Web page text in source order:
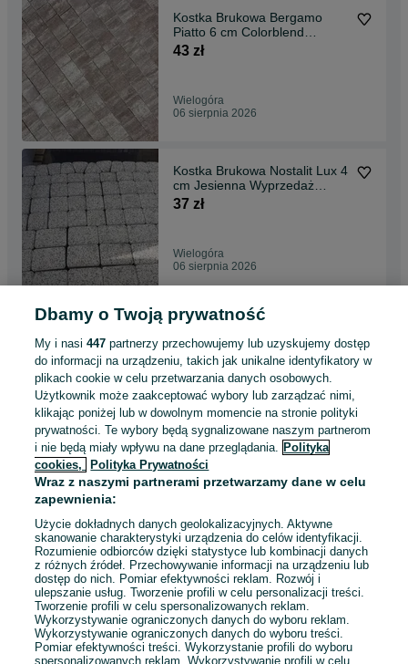
Kostka Brukowa Bergamo
Piatto 6 cm Colorblend
Podjazd Jadar Promocja
43 zł
Wielogóra
06 sierpnia 2026
Kostka Brukowa Nostalit Lux 4
cm Jesienna Wyprzedaż
Towaru !
37 zł
Wielogóra
06 sierpnia 2026
Kostka Brukowa Savona
Klasyczna Szara 6 cm Trapez
Podjazd II gatunek
34 zł
Wielogóra
06 sierpnia 2026
Kostka Brukowa Savona 6 cm
Lux Kasztan Granit Natural
Wielogóra
06 sierpnia 2026
1 2 3 ... 11
Dbamy o Twoją prywatność
My i nasi447 partnerzy przechowujemy lub uzyskujemy dostęp
do informacji na urządzeniu, takich jak unikalne identyfikatory w
plikach cookie w celu przetwarzania danych osobowych.
Użytkownik może zaakceptować wybory lub zarządzać nimi,
klikając poniżej lub w dowolnym momencie na stronie polityki
prywatności. Te wybory będą sygnalizowane naszym partnerom
i nie będą miały wpływu na dane przeglądania. Polityka
cookies,
Polityka Prywatności
Wraz z naszymi partnerami przetwarzamy dane w celu
zapewnienia:
Użycie dokładnych danych geolokalizacyjnych. Aktywne
skanowanie charakterystyki urządzenia do celów identyfikacji.
Rozumienie odbiorców dzięki statystyce lub kombinacji danych
z różnych źródeł. Przechowywanie informacji na urządzeniu lub
dostęp do nich. Pomiar efektywności reklam. Rozwój i
ulepszanie usług. Tworzenie profili w celu personalizacji treści.
Tworzenie profili w celu spersonalizowanych reklam.
Wykorzystywanie ograniczonych danych do wyboru reklam.
Wykorzystywanie ograniczonych danych do wyboru treści.
Pomiar efektywności treści. Wykorzystanie profili do wyboru
spersonalizowanych reklam. Wykorzystywanie profili w celu